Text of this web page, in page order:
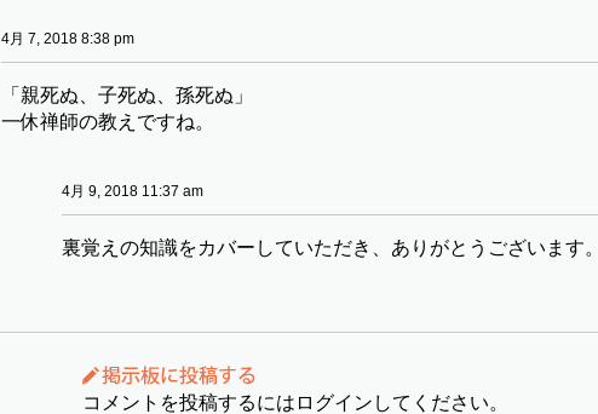
4月 7, 2018 8:38 pm
「親死ぬ、子死ぬ、孫死ぬ」
一休禅師の教えですね。
4月 9, 2018 11:37 am
裏覚えの知識をカバーしていただき、ありがとうございます。
コメントを投稿するにはログインしてください。